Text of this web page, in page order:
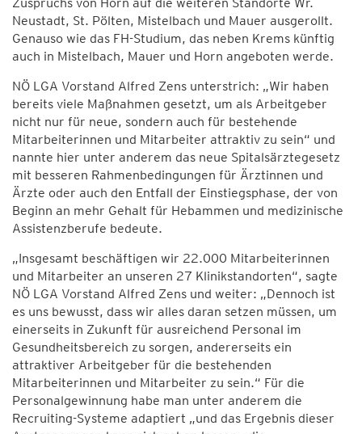
Neustadt, St. Pölten, Mistelbach und Mauer ausgerollt.
Genauso wie das FH-Studium, das neben Krems künftig
auch in Mistelbach, Mauer und Horn angeboten werde.
NÖ LGA Vorstand Alfred Zens unterstrich: „Wir haben
bereits viele Maßnahmen gesetzt, um als Arbeitgeber
nicht nur für neue, sondern auch für bestehende
Mitarbeiterinnen und Mitarbeiter attraktiv zu sein“ und
nannte hier unter anderem das neue Spitalsärztegesetz
mit besseren Rahmenbedingungen für Ärztinnen und
Ärzte oder auch den Entfall der Einstiegsphase, der von
Beginn an mehr Gehalt für Hebammen und medizinische
Assistenzberufe bedeute.
„Insgesamt beschäftigen wir 22.000 Mitarbeiterinnen
und Mitarbeiter an unseren 27 Klinikstandorten“, sagte
NÖ LGA Vorstand Alfred Zens und weiter: „Dennoch ist
es uns bewusst, dass wir alles daran setzen müssen, um
einerseits in Zukunft für ausreichend Personal im
Gesundheitsbereich zu sorgen, andererseits ein
attraktiver Arbeitgeber für die bestehenden
Mitarbeiterinnen und Mitarbeiter zu sein.“ Für die
Personalgewinnung habe man unter anderem die
Recruiting-Systeme adaptiert „und das Ergebnis dieser